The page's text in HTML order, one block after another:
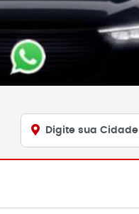
Digite sua Cidade